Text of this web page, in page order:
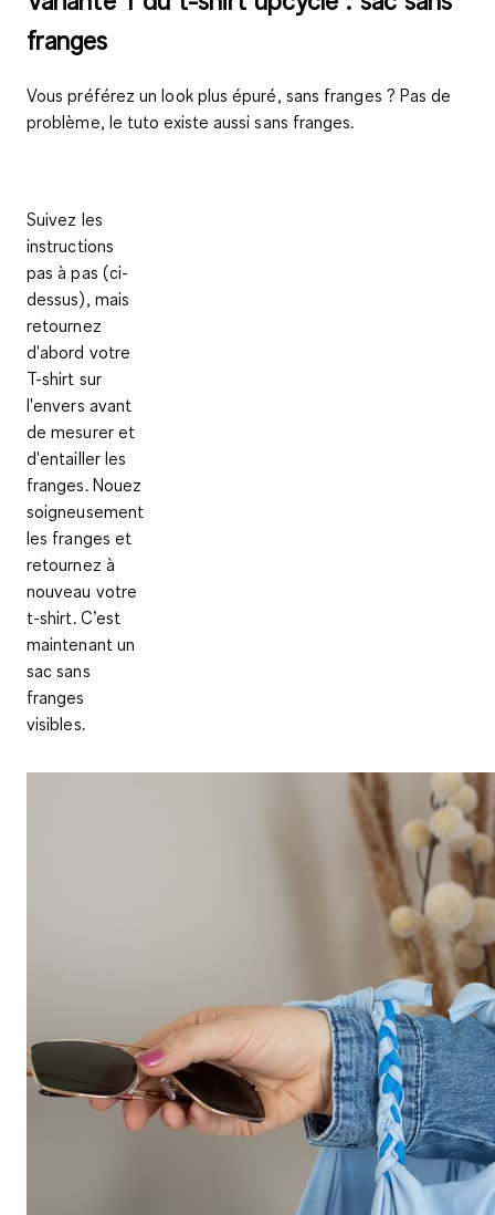
franges
Vous préférez unlook plus épuré, sans franges ? Pas de
problème, le tuto existe aussi sans franges.
Suivez les
instructions
pas à pas (ci-
dessus), mais
retournez
d'abord votre
T-shirt sur
l'envers avant
de mesurer et
d'entailler les
franges. Nouez
soigneusement
les franges et
retournez à
nouveau votre
t-shirt. C’est
maintenant un
sac sans
franges
visibles.